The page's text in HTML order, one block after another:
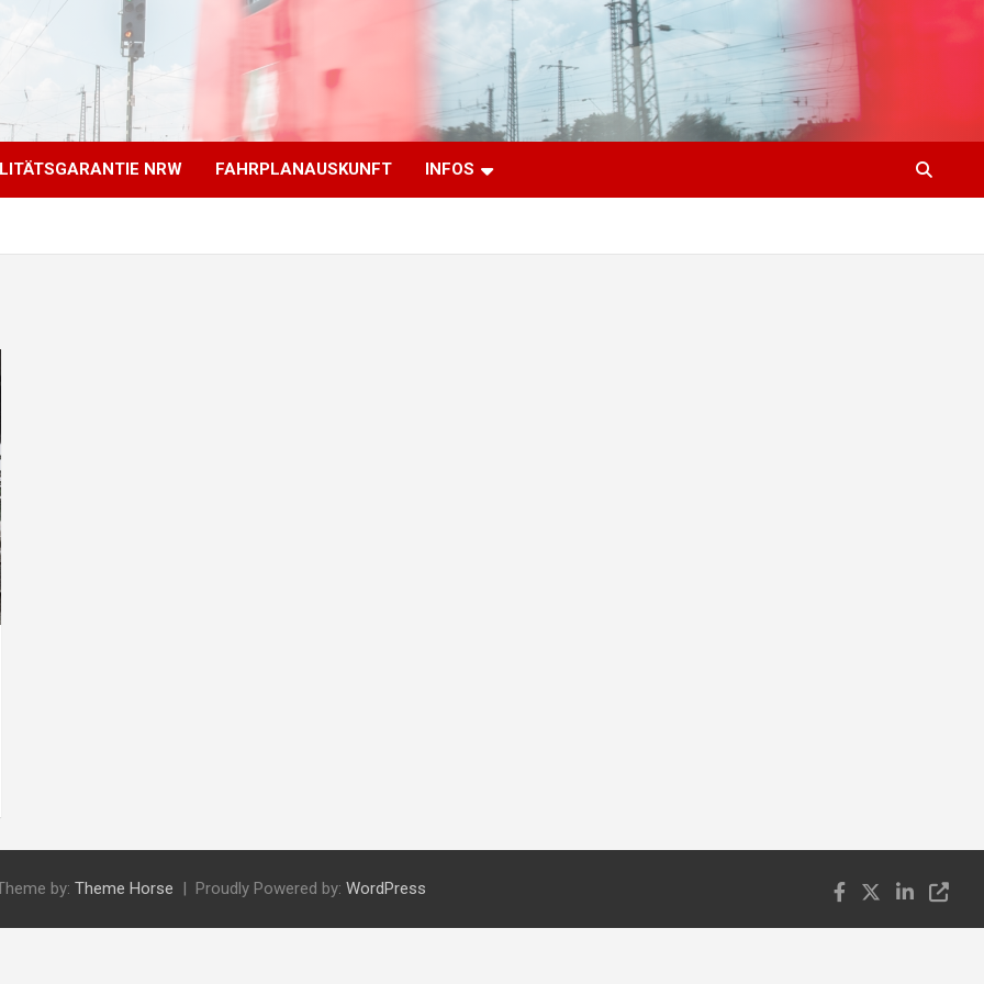
NRW FAHRPLANAUSKUNFT INFOS
by: Theme Horse Proudly Powered by: WordPress